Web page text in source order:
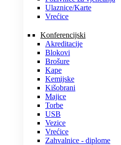
Ulaznice/Karte
Vrećice
Konferencijski
Akreditacije
Blokovi
Brošure
Kape
Kemijske
Kišobrani
Majice
Torbe
USB
Vezice
Vrećice
Zahvalnice - diplome